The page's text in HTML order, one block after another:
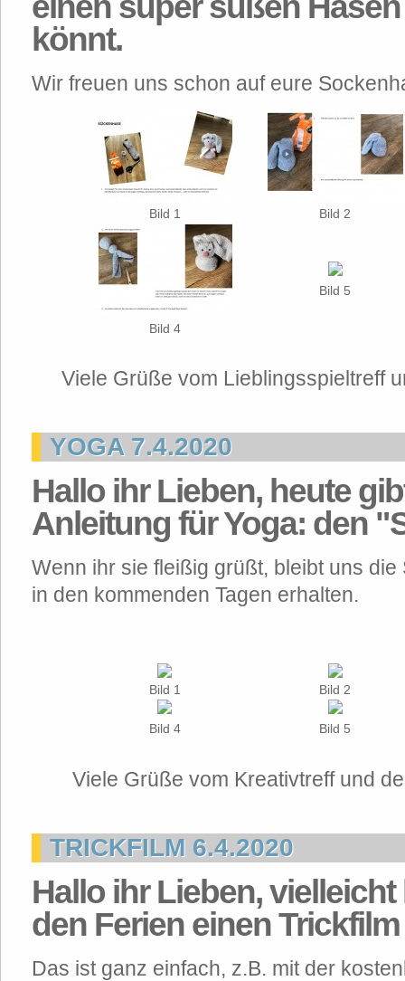
könnt.
Wir freuen uns schon auf eure
Bild 1 Bild 2
Bild 4
Bild 5
Viele Grüße vom Lieblingsspieltreff
YOGA 7.4.2020
Hallo ihr Lieben, heute
Anleitung für Yoga: den
Wenn ihr sie fleißig grüßt, bleibt uns
in den kommenden Tagen erhalten.
Bild 1 Bild 2
Bild 4 Bild 5
Viele Grüße vom Kreativtreff und
TRICKFILM 6.4.2020
Hallo ihr Lieben,
den Ferien einen
Das ist ganz einfach, z.B. mit der